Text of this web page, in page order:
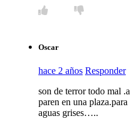
Oscar
hace 2 años Responder
son de terror todo mal
paren en una
aguas grises…..